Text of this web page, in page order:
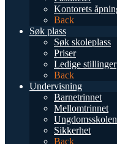
Kontorets
Back
Søk plass
Søk skoleplass
Priser
Ledige stillinger
Back
Undervisning
Barnetrinnet
Mellomtrinnet
Ungdomsskolen
Sikkerhet
Back